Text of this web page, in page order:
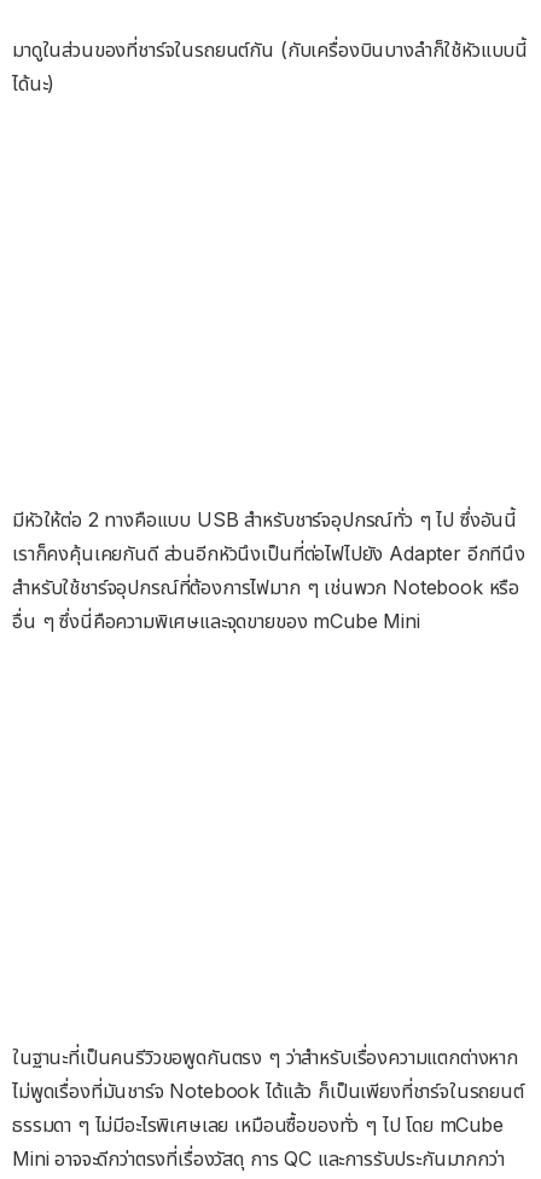
มาดูในส่วนของที่ชาร์จในรถยนต์กัน (กับเครื่องบินบางลำก็ใช้หัวแบบนี้
ได้นะ)
มีหัวให้ต่อ 2 ทางคือแบบ USB สำหรับชาร์จอุปกรณ์ทั่ว ๆ ไป ซึ่งอันนี้
เราก็คงคุ้นเคยกันดี ส่วนอีกหัวนึงเป็นที่ต่อไฟไปยัง Adapter อีกทีนึง
สำหรับใช้ชาร์จอุปกรณ์ที่ต้องการไฟมาก ๆ เช่นพวก Notebook หรือ
อื่น ๆ ซึ่งนี่คือความพิเศษและจุดขายของ mCube Mini
ในฐานะที่เป็นคนรีวิวขอพูดกันตรง ๆ ว่าสำหรับเรื่องความแตกต่างหาก
ไม่พูดเรื่องที่มันชาร์จ Notebook ได้แล้ว ก็เป็นเพียงที่ชาร์จในรถยนต์
ธรรมดา ๆ ไม่มีอะไรพิเศษเลย เหมือนซื้อของทั่ว ๆ ไป โดย mCube
Mini อาจจะดีกว่าตรงที่เรื่องวัสดุ การ QC และการรับประกันมากกว่า